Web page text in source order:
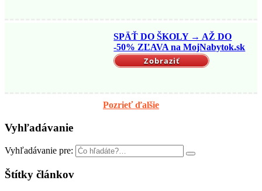
SPÄŤ DO ŠKOLY → AŽ DO
-50% ZĽAVA na MojNabytok.sk
Zobraziť
Pozrieť ďalšie
Vyhľadávanie
Vyhľadávanie pre:
Štítky článkov